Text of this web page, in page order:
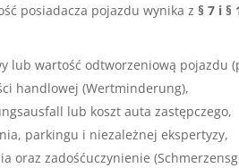
posiadacza pojazdu wynika z§ 7 i §
lub wartość odtworzeniową pojazdu
handlowej (Wertminderung),
lub koszt auta zastępczego,
parkingu i niezależnej ekspertyzy,
oraz zadośćuczynienie